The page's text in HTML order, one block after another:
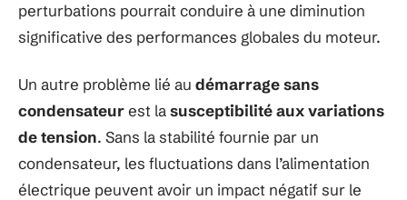
perturbations pourrait conduire à une diminution
significative des performances globales du moteur.
Un autre problème lié au démarrage sans
condensateurest lasusceptibilité aux variations
de tension. Sans la stabilité fournie par un
condensateur, les fluctuations dans l’alimentation
électrique peuvent avoir un impact négatif sur le